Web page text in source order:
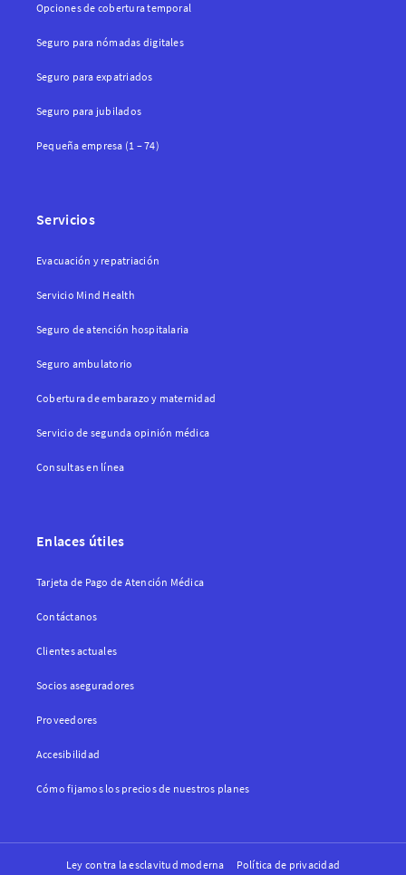
Opciones de cobertura temporal
Seguro para nómadas digitales
Seguro para expatriados
Seguro para jubilados
Pequeña empresa (1 – 74)
Servicios
Evacuación y repatriación
Servicio Mind Health
Seguro de atención hospitalaria
Seguro ambulatorio
Cobertura de embarazo y maternidad
Servicio de segunda opinión médica
Consultas en línea
Enlaces útiles
Tarjeta de Pago de Atención Médica
Contáctanos
Clientes actuales
Socios aseguradores
Proveedores
Accesibilidad
Cómo fijamos los precios de nuestros planes
Ley contra la esclavitud moderna Política de privacidad